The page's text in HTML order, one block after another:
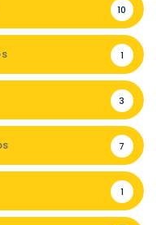
10
1
3
7
1